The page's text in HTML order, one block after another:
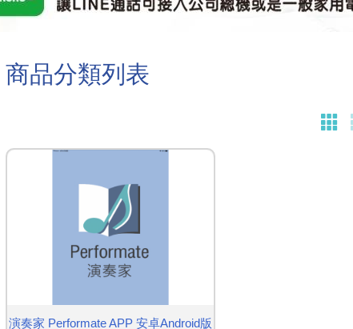
商品分類列表
演奏家 Performate APP 安卓Android版